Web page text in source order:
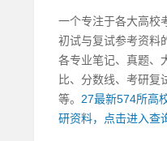
一个专注于各大高校
初试与复试参考资料
各专业笔记、真题、
比、分数线、考研复
等。 27最新574所高
研资料，点击进入查